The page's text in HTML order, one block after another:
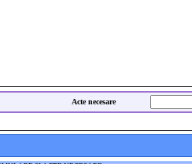
Acte necesare